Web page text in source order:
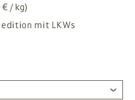
€ / kg)
mit LKWs